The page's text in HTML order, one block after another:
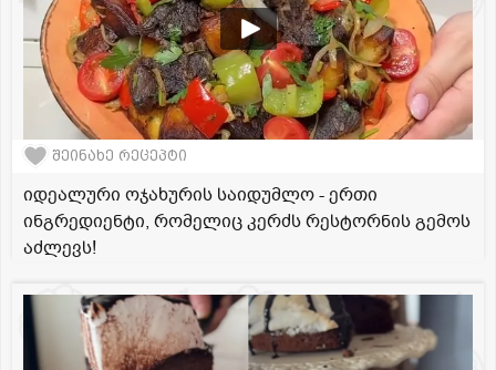
შეინახე რეცეპტი
იდეალური ოჯახურის საიდუმლო - ერთი
ინგრედიენტი, რომელიც კერძს რესტორნის გემოს
აძლევს!